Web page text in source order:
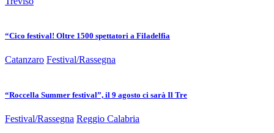
“Cico festival! Oltre 1500 spettatori a Filadelfia
Catanzaro Festival/Rassegna
“Roccella Summer festival”, il 9 agosto ci sarà Il Tre
Festival/Rassegna Reggio Calabria